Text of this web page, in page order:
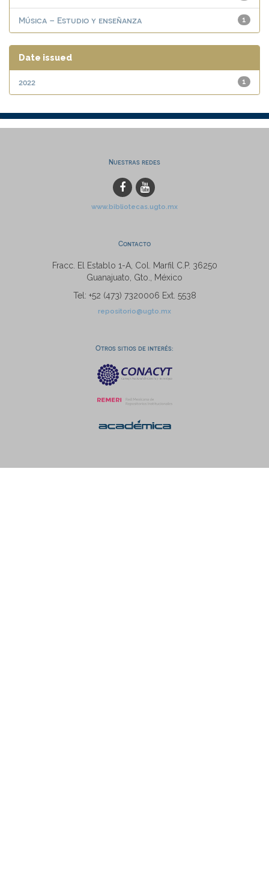
1
Música – Estudio y enseñanza
Date issued
1
2022
Nuestras redes
www.bibliotecas.ugto.mx
Contacto
Fracc. El Establo 1-A, Col. Marfil C.P. 36250
Guanajuato, Gto., México
Tel: +52 (473) 7320006 Ext. 5538
repositorio@ugto.mx
Otros sitios de interés: